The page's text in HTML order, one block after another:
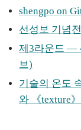
shengpo on
선성보 기념
제3라운드 —
브)
기술의 온도
와 《texture》